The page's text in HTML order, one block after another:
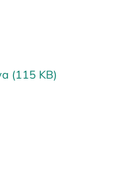
(115 KB)